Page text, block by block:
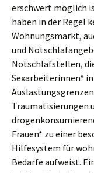
erschwert möglich
haben in der Regel
Wohnungsmarkt,
und
Notschlafstellen,
Sexarbeiterinnen*
Traumatisierungen
Frauen* zu einer
Hilfesystem für
Bedarfe aufweist.